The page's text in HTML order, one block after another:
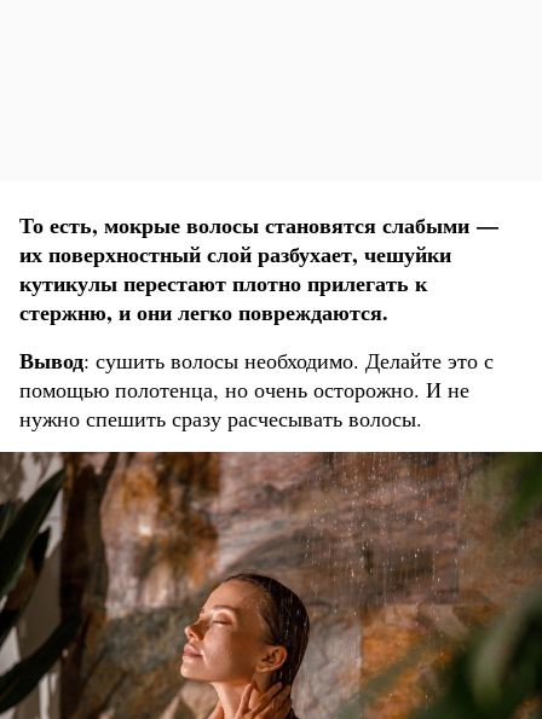
То есть, мокрые волосы становятся слабыми —
их поверхностный слой разбухает, чешуйки
кутикулы перестают плотно прилегать к
стержню, и они легко повреждаются.
Вывод: сушить волосы необходимо. Делайте это с
помощью полотенца, но очень осторожно. И не
нужно спешить сразу расчесывать волосы.